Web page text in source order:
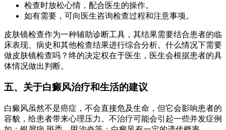
检查时放松心情，配合医生的操作。
如有需要，可向医生咨询检查过程和注意事项。
皮肤镜检查作为一种辅助诊断工具，其结果需要结合患者的临
床表现、病史和其他检查结果进行综合分析。什么情况下需要
做皮肤镜检查吗？终的决定权在于医生，医生会根据患者的具
体情况做出判断。
五、关于白癜风治疗和生活的建议
白癜风虽然不是癌症，不会直接危及生命，但它会影响患者的
容貌，给患者带来心理压力。不治疗可能会引起一些并发症例